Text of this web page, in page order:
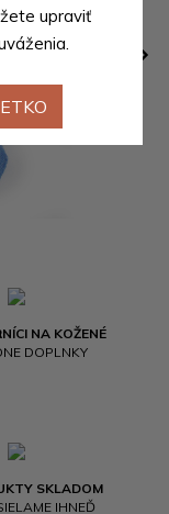
NA KOŽENÉ
DOPLNKY
SKLADOM
IHNEĎ
upraviť